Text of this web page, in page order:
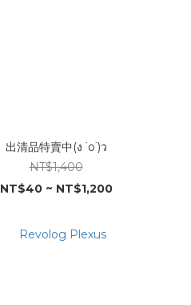
出清品特賣中(ง ˙o˙)ว
NT$1,400
NT$40 ~ NT$1,200